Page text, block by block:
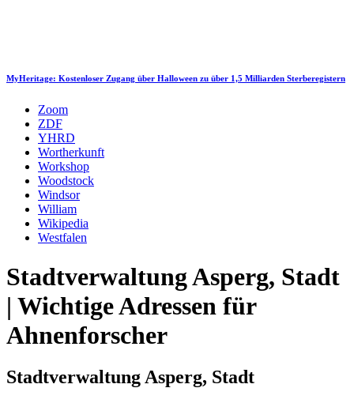
MyHeritage: Kostenloser Zugang über Halloween zu über 1,5 Milliarden Sterberegistern
Zoom
ZDF
YHRD
Wortherkunft
Workshop
Woodstock
Windsor
William
Wikipedia
Westfalen
Stadtverwaltung Asperg, Stadt
| Wichtige Adressen für
Ahnenforscher
Stadtverwaltung Asperg, Stadt